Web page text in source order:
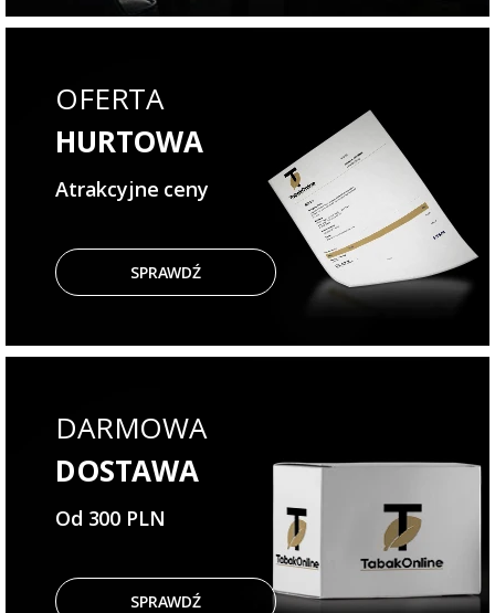
OFERTA
HURTOWA
Atrakcyjne ceny
SPRAWDŹ
DARMOWA
DOSTAWA
Od 300 PLN
SPRAWDŹ